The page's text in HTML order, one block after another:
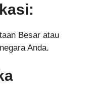
Besar atau
Anda.